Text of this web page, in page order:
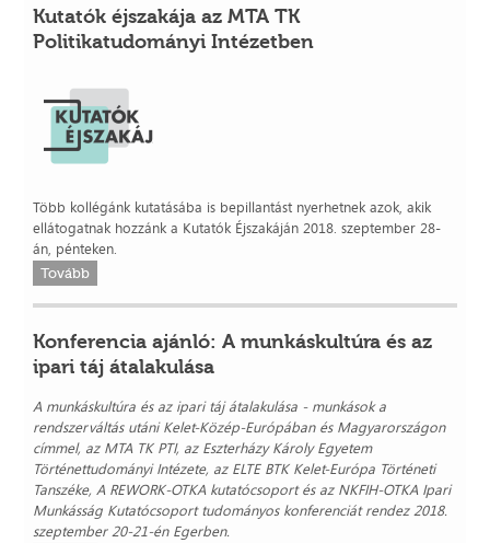
Kutatók éjszakája az MTA TK
Politikatudományi Intézetben
Több kollégánk kutatásába is bepillantást nyerhetnek azok, akik
ellátogatnak hozzánk a Kutatók Éjszakáján 2018. szeptember 28-
án, pénteken.
Tovább
Konferencia ajánló: A munkáskultúra és az
ipari táj átalakulása
A munkáskultúra és az ipari táj átalakulása - munkások a
rendszerváltás utáni Kelet-Közép-Európában és Magyarországon
címmel, az MTA TK PTI, az Eszterházy Károly Egyetem
Történettudományi Intézete, az ELTE BTK Kelet-Európa Történeti
Tanszéke, A REWORK-OTKA kutatócsoport és az NKFIH-OTKA Ipari
Munkásság Kutatócsoport tudományos konferenciát rendez 2018.
szeptember 20-21-én Egerben.